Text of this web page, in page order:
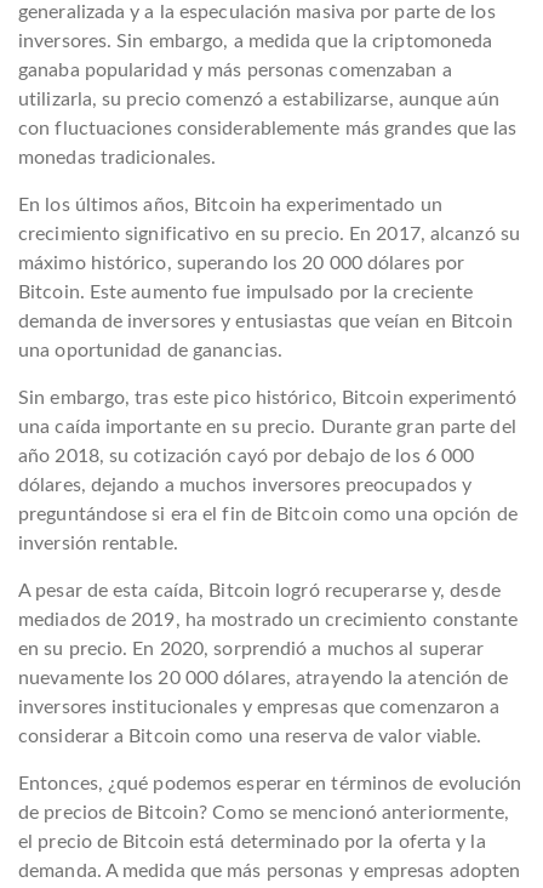
generalizada y a la especulación masiva por parte de los
inversores. Sin embargo, a medida que la criptomoneda
ganaba popularidad y más personas comenzaban a
utilizarla, su precio comenzó a estabilizarse, aunque aún
con fluctuaciones considerablemente más grandes que las
monedas tradicionales.
En los últimos años, Bitcoin ha experimentado un
crecimiento significativo en su precio. En 2017, alcanzó su
máximo histórico, superando los 20 000 dólares por
Bitcoin. Este aumento fue impulsado por la creciente
demanda de inversores y entusiastas que veían en Bitcoin
una oportunidad de ganancias.
Sin embargo, tras este pico histórico, Bitcoin experimentó
una caída importante en su precio. Durante gran parte del
año 2018, su cotización cayó por debajo de los 6 000
dólares, dejando a muchos inversores preocupados y
preguntándose si era el fin de Bitcoin como una opción de
inversión rentable.
A pesar de esta caída, Bitcoin logró recuperarse y, desde
mediados de 2019, ha mostrado un crecimiento constante
en su precio. En 2020, sorprendió a muchos al superar
nuevamente los 20 000 dólares, atrayendo la atención de
inversores institucionales y empresas que comenzaron a
considerar a Bitcoin como una reserva de valor viable.
Entonces, ¿qué podemos esperar en términos de evolución
de precios de Bitcoin? Como se mencionó anteriormente,
el precio de Bitcoin está determinado por la oferta y la
demanda. A medida que más personas y empresas adopten